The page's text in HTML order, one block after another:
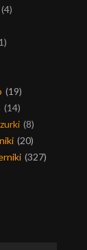
(4)
(19)
(14)
(8)
(20)
(327)